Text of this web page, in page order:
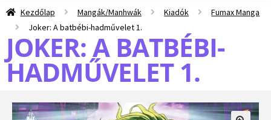
Kezdőlap Mangák/Manhwák Kiadók
Fumax Manga
Joker: A batbébi-hadművelet 1.
JOKER: A BATBÉBI-
HADMŰVELET 1.